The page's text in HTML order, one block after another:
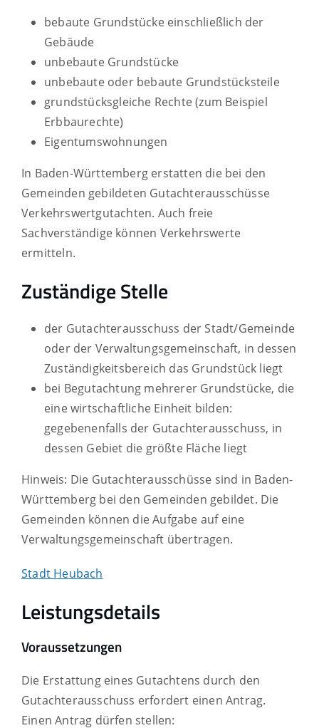
bebaute Grundstücke einschließlich der
Gebäude
unbebaute Grundstücke
unbebaute oder bebaute Grundstücksteile
grundstücksgleiche Rechte(zum Beispiel
Erbbaurechte)
Eigentumswohnungen
In Baden-Württemberg erstatten die bei den
Gemeinden gebildeten Gutachterausschüsse
Verkehrswertgutachten. Auch freie
Sachverständige können Verkehrswerte
ermitteln.
Zuständige Stelle
der Gutachterausschuss der Stadt/Gemeinde
oder der Verwaltungsgemeinschaft, in dessen
Zuständigkeitsbereich das Grundstück liegt
bei Begutachtung mehrerer Grundstücke, die
eine wirtschaftliche Einheit bilden:
gegebenenfalls der Gutachterausschuss, in
dessen Gebiet die größte Fläche liegt
Hinweis: Die Gutachterausschüsse sind in Baden-
Württemberg bei den Gemeinden gebildet. Die
Gemeinden können die Aufgabe auf eine
Verwaltungsgemeinschaft übertragen.
Stadt Heubach
Leistungsdetails
Voraussetzungen
Die Erstattung eines Gutachtens durch den
Gutachterausschuss erfordert einen Antrag.
Einen Antrag dürfen stellen: